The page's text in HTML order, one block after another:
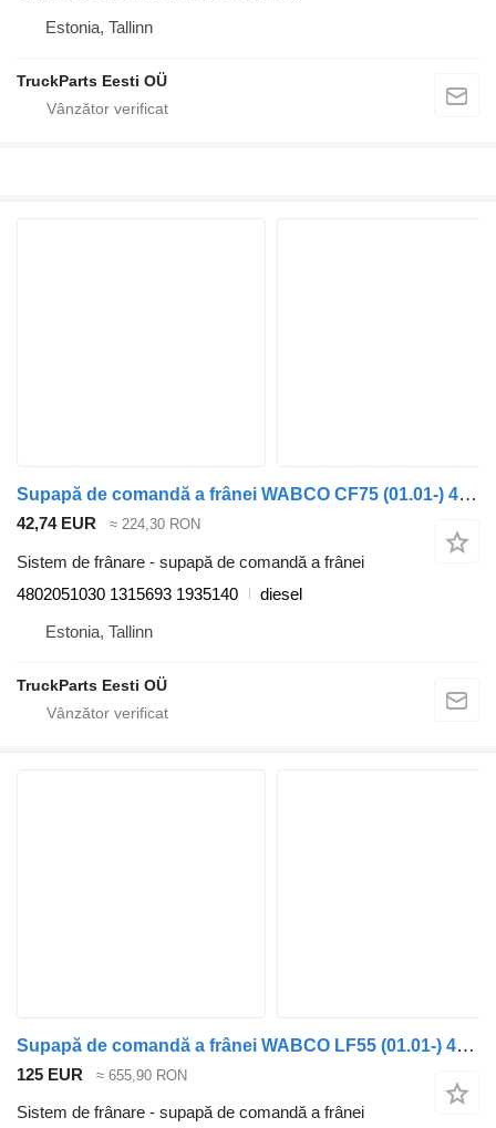
Estonia, Tallinn
TruckParts Eesti OÜ
Supapă de comandă a frânei WABCO CF75 (01.01-) 4802051030 pentru cap tractor DAF LF45, LF55, LF180, CF65, CF75, CF85 (2001-)
42,74 EUR ≈ 224,30 RON
Sistem de frânare - supapă de comandă a frânei
4802051030 1315693 1935140
diesel
Estonia, Tallinn
TruckParts Eesti OÜ
Supapă de comandă a frânei WABCO LF55 (01.01-) 4757200030 pentru cap tractor DAF LF45, LF55, LF180, CF65, CF75, CF85 (2001-)
125 EUR ≈ 655,90 RON
Sistem de frânare - supapă de comandă a frânei